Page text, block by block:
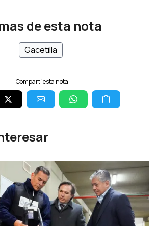
de esta nota
Gacetilla
Compartí esta nota: